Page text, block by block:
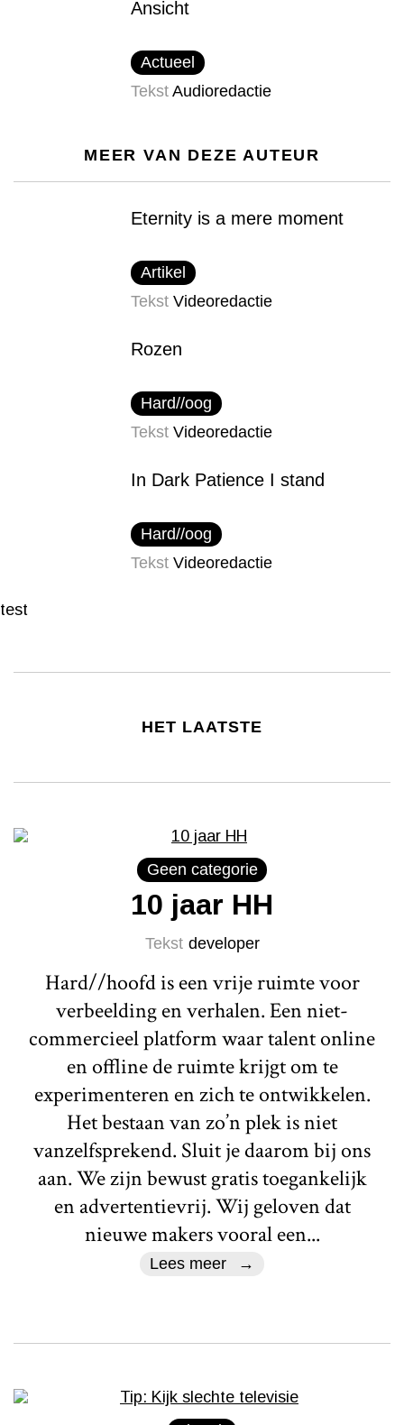
Ansicht
Actueel
Tekst Audioredactie
MEER VAN DEZE AUTEUR
Eternity is a mere moment
Artikel
Tekst Videoredactie
Rozen
Hard//oog
Tekst Videoredactie
In Dark Patience I stand
Hard//oog
Tekst Videoredactie
test
HET LAATSTE
Geen categorie
10 jaar HH
Tekst developer
Hard//hoofd is een vrije ruimte voor
verbeelding en verhalen. Een niet-
commercieel platform waar talent online
en offline de ruimte krijgt om te
experimenteren en zich te ontwikkelen.
Het bestaan van zo’n plek is niet
vanzelfsprekend. Sluit je daarom bij ons
aan. We zijn bewust gratis toegankelijk
en advertentievrij. Wij geloven dat
nieuwe makers vooral een...
Lees meer